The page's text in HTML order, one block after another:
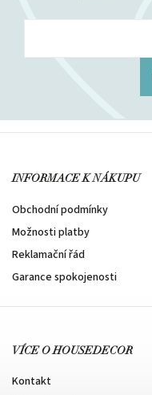
INFORMACE K NÁKUPU
Obchodní podmínky
Možnosti platby
Reklamační řád
Garance spokojenosti
VÍCE O HOUSEDECOR
Kontakt